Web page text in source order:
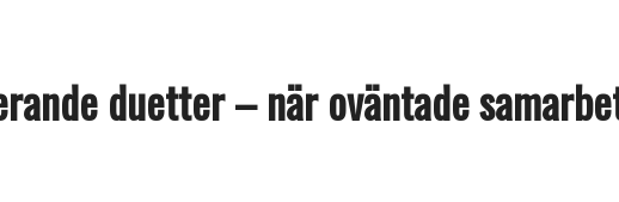
duetter – när oväntade